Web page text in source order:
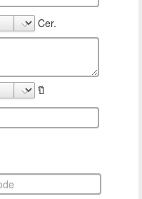
Cer.
ปี